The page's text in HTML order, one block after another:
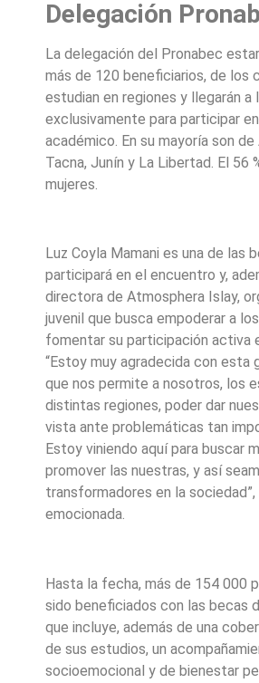
Delegación
La delegación del Pronabec
más de 120 beneficiarios, de los
estudian en regiones y llegarán a
exclusivamente para participar
académico. En su mayoría son de
Tacna, Junín y La Libertad. El 56
mujeres.
Luz Coyla Mamani es una de las
participará en el encuentro y,
directora de Atmosphera Islay,
juvenil que busca empoderar a
fomentar su participación activa
“Estoy muy agradecida con esta
que nos permite a nosotros, los
distintas regiones, poder dar
vista ante problemáticas tan
Estoy viniendo aquí para buscar
promover las nuestras, y así
transformadores en la
emocionada.
Hasta la fecha, más de 154 000
sido beneficiados con las becas
que incluye, además de una
de sus estudios, un
socioemocional y de bienestar